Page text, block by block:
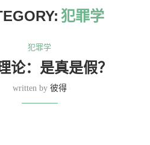
犯罪学
犯罪学
论：是真是假？
written by 彼得